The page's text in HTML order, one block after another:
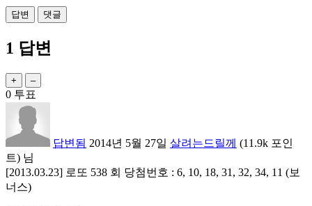
1 답변
0 투표
답변됨 2014년 5월 27일 살려는드릴께 (11.9k 포인
트) 님
[2013.03.23] 로또 538 회 당첨번호 : 6, 10, 18, 31, 32, 34, 11 (보
너스)